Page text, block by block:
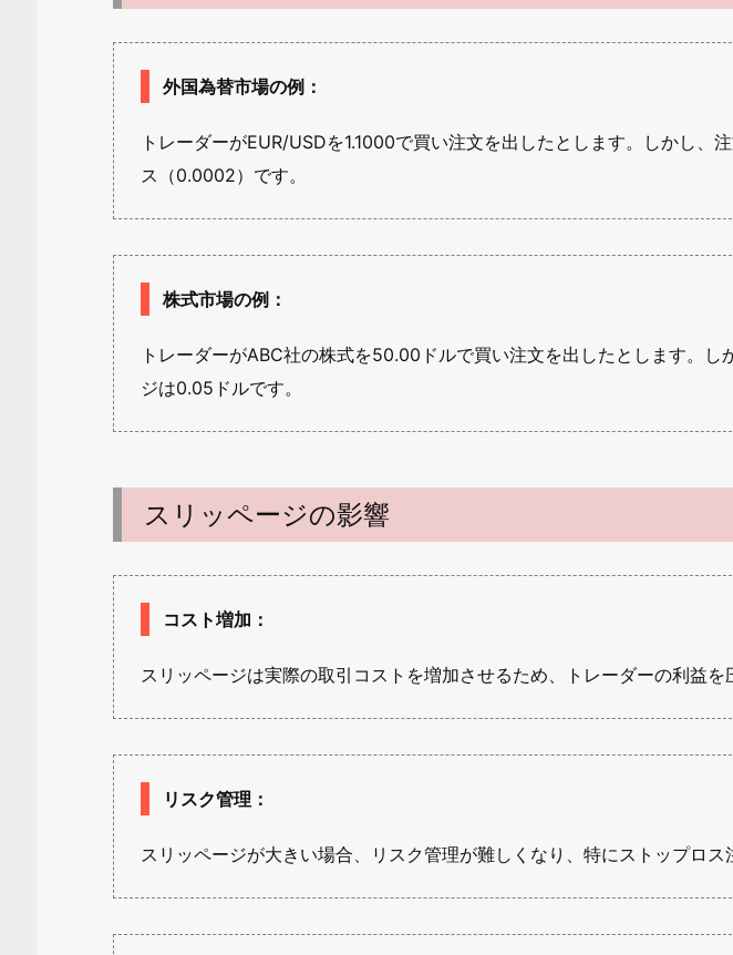
外国為替市場の例 ：
トレーダーがEUR/USDを1.1000で買い注文を出したとします。しかし
ス（0.0002）です。
株式市場の例 ：
トレーダーがABC社の株式を50.00ドルで買い注文を出したとします。
ジは0.05ドルです。
スリッページの影響
コスト増加 ：
スリッページは実際の取引コストを増加させるため、トレーダーの利益を
リスク管理 ：
スリッページが大きい場合、リスク管理が難しくなり、特にストップロ